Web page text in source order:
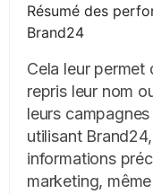
Résumé des
Brand24
Cela leur permet
repris leur nom
leurs
utilisant
informations
marketing,